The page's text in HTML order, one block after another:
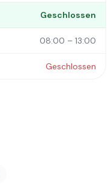
Geschlossen
08:00 – 13:00
Geschlossen